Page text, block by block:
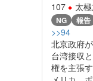
107 太
NG 報告
>>94
北京政府
台湾接収
権を主張